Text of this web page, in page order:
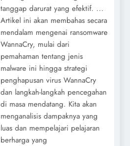
tanggap darurat yang efektif. ...
Artikel ini akan membahas secara
mendalam mengenai ransomware
WannaCry, mulai dari
pemahaman tentang jenis
malware ini hingga strategi
penghapusan virus WannaCry
dan langkah-langkah pencegahan
di masa mendatang. Kita akan
menganalisis dampaknya yang
luas dan mempelajari pelajaran
berharga yang